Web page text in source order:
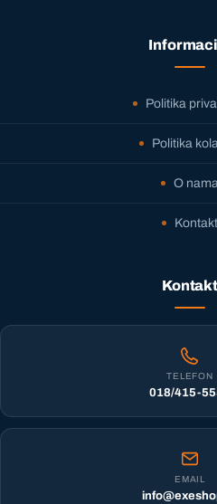
Politika
Politika
O
Kontakt
Kontakt
TELEFON
018/415-
EMAIL